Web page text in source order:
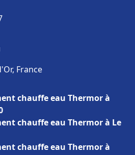
France
chauffe eau Thermor à
chauffe eau Thermor à Le
chauffe eau Thermor à